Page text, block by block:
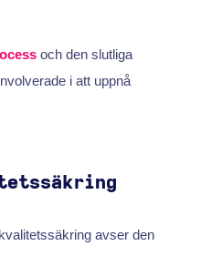
och den slutliga
i att uppnå
avser den